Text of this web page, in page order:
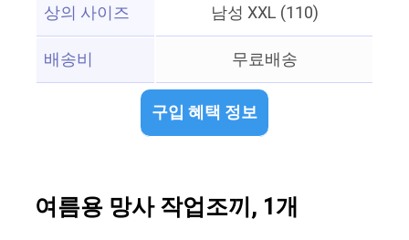
상의 사이즈
남성 XXL (110)
배송비
무료배송
구입 혜택 정보
여름용 망사 작업조끼, 1개